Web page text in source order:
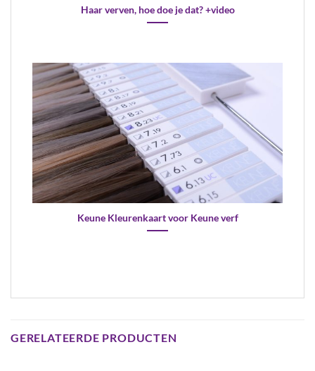
Haar verven, hoe doe je dat? +video
Keune Kleurenkaart voor Keune verf
GERELATEERDE PRODUCTEN